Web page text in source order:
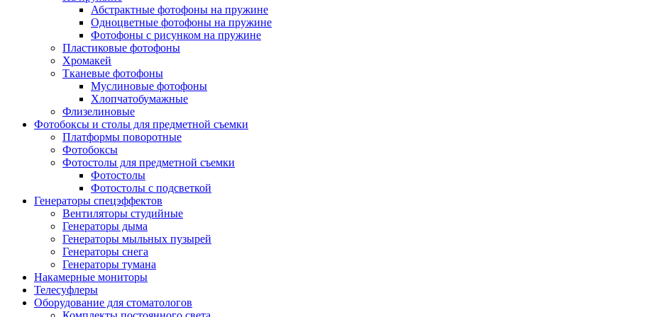
Абстрактные фотофоны на пружине
Одноцветные фотофоны на пружине
Фотофоны с рисунком на пружине
Пластиковые фотофоны
Хромакей
Тканевые фотофоны
Муслиновые фотофоны
Хлопчатобумажные
Флизелиновые
Фотобоксы и столы для предметной съемки
Платформы поворотные
Фотобоксы
Фотостолы для предметной съемки
Фотостолы
Фотостолы с подсветкой
Генераторы спецэффектов
Вентиляторы студийные
Генераторы дыма
Генераторы мыльных пузырей
Генераторы снега
Генераторы тумана
Накамерные мониторы
Телесуфлеры
Оборудование для стоматологов